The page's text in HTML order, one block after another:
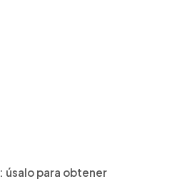
: úsalo para obtener